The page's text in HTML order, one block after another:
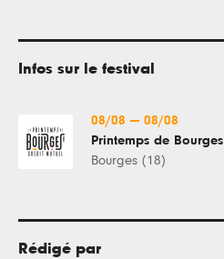
Infos sur le festival
08/08 — 08/08
Printemps de Bourges
Bourges (18)
Rédigé par